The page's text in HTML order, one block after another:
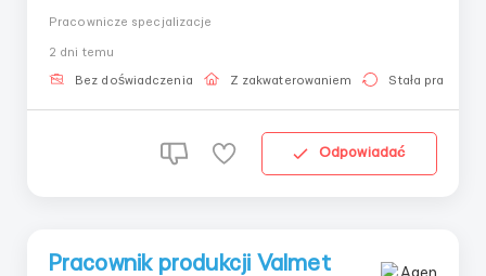
(23 km od Niemiec, 60 km od Zielonej
Góry) Zakwaterowanie: Żary i Żagań 👨‍👩‍👧‍👦 K...
Pracownicze specjalizacje
2 dni temu
Bez doświadczenia Z zakwaterowaniem Stała praca
Odpowiadać
Pracownik produkcji Valmet